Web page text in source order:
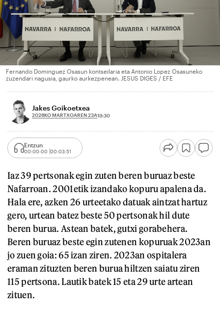
Fernando Dominguez Osasun kontseilaria eta Antonio Lopez Osasuneko
zuzendari nagusia, gaurko aurkezpenean. JESUS DIGES / EFE
Jakes Goikoetxea
2026KO MARTXOAREN 23A13:30
Entzun
00:00:00 00:03:51
Iaz 39 pertsonak egin zuten beren buruaz beste
Nafarroan. 2001etik izandako kopuru apalena da.
Hala ere, azken 26 urteetako datuak aintzat hartuz
gero, urtean batez beste 50 pertsonak hil dute
beren burua. Astean batek, gutxi gorabehera.
Beren buruaz beste egin zutenen kopuruak 2023an
jo zuen goia: 65 izan ziren. 2023an ospitalera
eraman zituzten beren burua hiltzen saiatu ziren
115 pertsona. Lautik batek 15 eta 29 urte artean
zituen.